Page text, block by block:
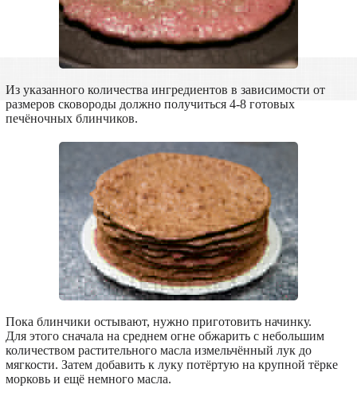
Из указанного количества ингредиентов в зависимости от
размеров сковороды должно получиться 4-8 готовых
печёночных блинчиков.
Пока блинчики остывают, нужно приготовить начинку.
Для этого сначала на среднем огне обжарить с небольшим
количеством растительного масла измельчённый лук до
мягкости. Затем добавить к луку потёртую на крупной тёрке
морковь и ещё немного масла.